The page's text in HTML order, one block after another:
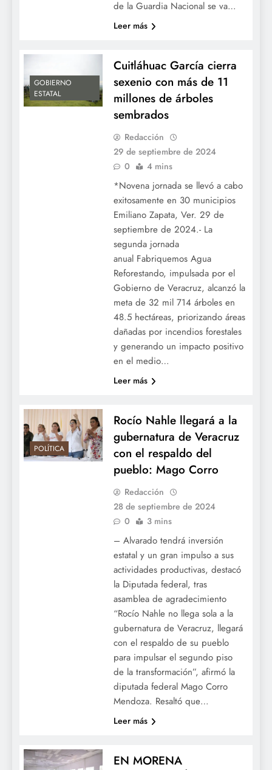
de la Guardia Nacional se va…
Leer más
GOBIERNO
ESTATAL
Cuitláhuac García cierra
sexenio con más de 11
millones de árboles
sembrados
Redacción
29 de septiembre de 2024
0
4 mins
*Novena jornada se llevó a cabo
exitosamente en 30 municipios
Emiliano Zapata, Ver. 29 de
septiembre de 2024.- La
segunda jornada
anual Fabriquemos Agua
Reforestando, impulsada por el
Gobierno de Veracruz, alcanzó la
meta de 32 mil 714 árboles en
48.5 hectáreas, priorizando áreas
dañadas por incendios forestales
y generando un impacto positivo
en el medio…
Leer más
POLÍTICA
Rocío Nahle llegará a la
gubernatura de Veracruz
con el respaldo del
pueblo: Mago Corro
Redacción
28 de septiembre de 2024
0
3 mins
– Alvarado tendrá inversión
estatal y un gran impulso a sus
actividades productivas, destacó
la Diputada federal, tras
asamblea de agradecimiento
“Rocío Nahle no llega sola a la
gubernatura de Veracruz, llegará
con el respaldo de su pueblo
para impulsar el segundo piso
de la transformación”, afirmó la
diputada federal Mago Corro
Mendoza. Resaltó que…
Leer más
EN MORENA